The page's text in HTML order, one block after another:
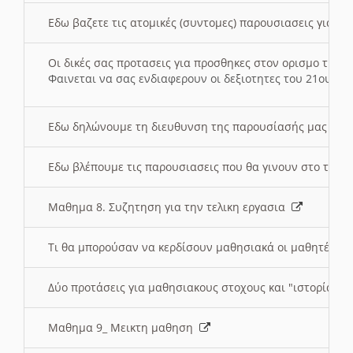
Εδω βαζετε τις ατομικές (συντομες) παρουσιασεις για
Οι δικές σας προτασεις για προσθηκες στον ορισμο
Φαινεται να σας ενδιαφερουν οι δεξιοτητες του 21ου
Εδω δηλώνουμε τη διευθυνση της παρουσίασής μας
Εδω βλέπουμε τις παρουσιασεις που θα γινουν στο
Μαθημα 8. Συζητηση για την τελικη εργασια
Τι θα μπορούσαν να κερδίσουν μαθησιακά οι μαθητές/
Δύο προτάσεις για μαθησιακους στοχους και "ιστορία"
Μαθημα 9_ Μεικτη μαθηση